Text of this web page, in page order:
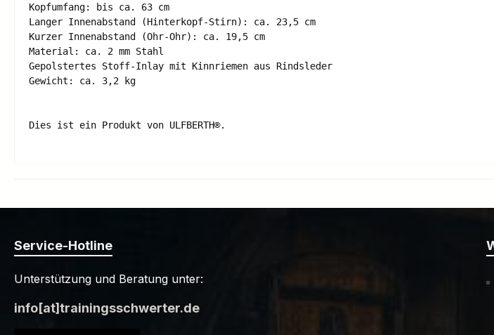
Kopfumfang: bis ca. 63 cm
Langer Innenabstand (Hinterkopf-Stirn): ca. 23,5 cm
Kurzer Innenabstand (Ohr-Ohr): ca. 19,5 cm
Material: ca. 2 mm Stahl
Gepolstertes Stoff-Inlay mit Kinnriemen aus Rindsleder
Gewicht: ca. 3,2 kg
Service-Hotline
Unterstützung und Beratung unter:
info[at]trainingsschwerter.de